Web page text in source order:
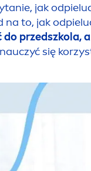
jak
to, jak
się